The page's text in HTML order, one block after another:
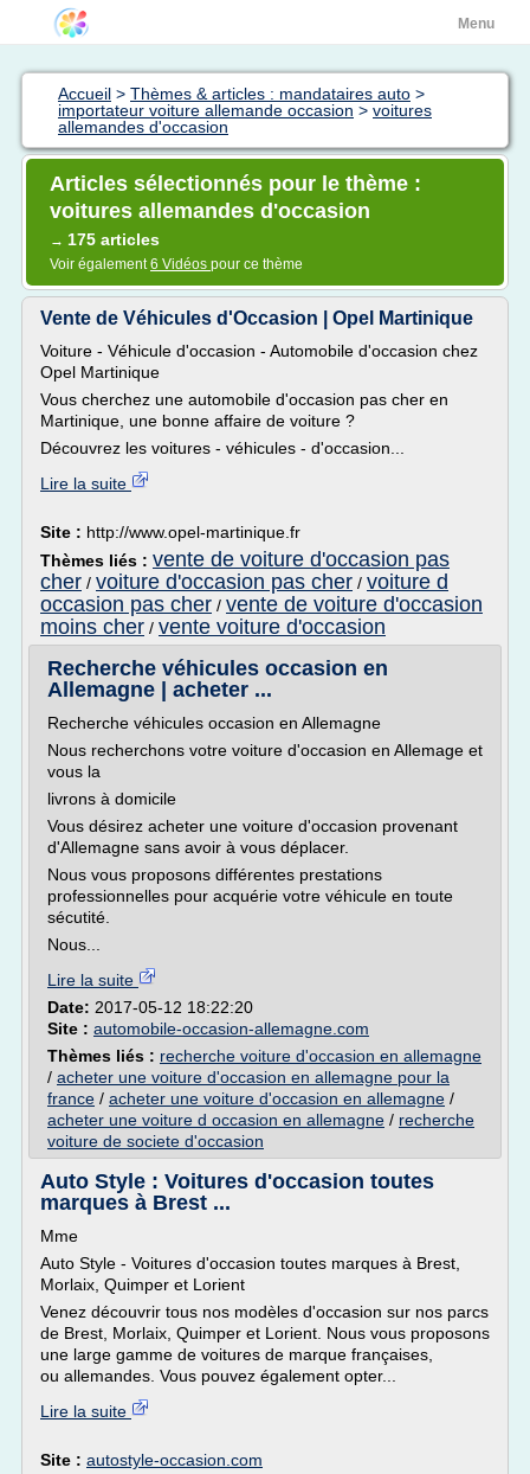
Menu
Accueil > Thèmes & articles : mandataires auto >
importateur voiture allemande occasion > voitures
allemandes d'occasion
Articles sélectionnés pour le thème :
voitures allemandes d'occasion
→ 175 articles
Voir également6 Vidéos pour ce thème
Vente de Véhicules d'Occasion | Opel Martinique
Voiture - Véhicule d'occasion - Automobile d'occasion chez
Opel Martinique
Vous cherchez une automobile d'occasion pas cher en
Martinique, une bonne affaire de voiture ?
Découvrez les voitures - véhicules - d'occasion...
Lire la suite
Site : http://www.opel-martinique.fr
Thèmes liés : vente de voiture d'occasion pas
cher / voiture d'occasion pas cher / voiture d
occasion pas cher / vente de voiture d'occasion
moins cher / vente voiture d'occasion
Recherche véhicules occasion en
Allemagne | acheter ...
Recherche véhicules occasion en Allemagne
Nous recherchons votre voiture d'occasion en Allemage et
vous la
livrons à domicile
Vous désirez acheter une voiture d'occasion provenant
d'Allemagne sans avoir à vous déplacer.
Nous vous proposons différentes prestations
professionnelles pour acquérie votre véhicule en toute
sécutité.
Nous...
Lire la suite
Date: 2017-05-12 18:22:20
Site : automobile-occasion-allemagne.com
Thèmes liés : recherche voiture d'occasion en allemagne
/ acheter une voiture d'occasion en allemagne pour la
france / acheter une voiture d'occasion en allemagne /
acheter une voiture d occasion en allemagne / recherche
voiture de societe d'occasion
Auto Style : Voitures d'occasion toutes
marques à Brest ...
Mme
Auto Style - Voitures d'occasion toutes marques à Brest,
Morlaix, Quimper et Lorient
Venez découvrir tous nos modèles d'occasion sur nos parcs
de Brest, Morlaix, Quimper et Lorient. Nous vous proposons
une large gamme de voitures de marque françaises,
ou allemandes. Vous pouvez également opter...
Lire la suite
Site : autostyle-occasion.com